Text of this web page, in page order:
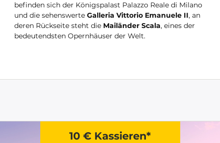
befinden sich der Königspalast Palazzo Reale di Milano
und die sehenswerte Galleria Vittorio Emanuele II, an
deren Rückseite steht die Mailänder Scala, eines der
bedeutendsten Opernhäuser der Welt.
10 € Kassieren*